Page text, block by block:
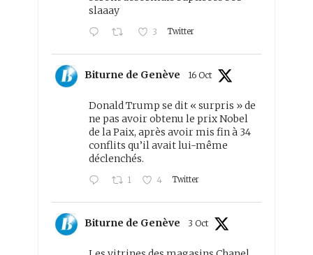
slaaay
3 Twitter
Biturne de Genève 16 Oct
Donald Trump se dit « surpris » de
ne pas avoir obtenu le prix Nobel
de la Paix, après avoir mis fin à 34
conflits qu’il avait lui-même
déclenchés.
1 4 Twitter
Biturne de Genève 3 Oct